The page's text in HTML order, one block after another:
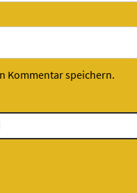
Kommentar speichern.